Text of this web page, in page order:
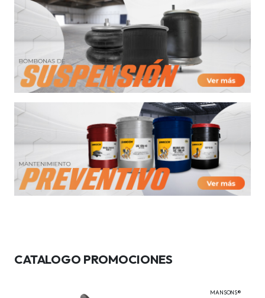
CATALOGO PROMOCIONES
MANSONS®